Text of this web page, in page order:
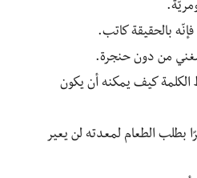
الكلمة كيف يمكنه أن يكون
بطلب الطعام لمعدته لن يعير